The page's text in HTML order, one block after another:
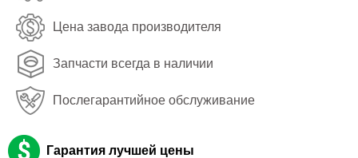
Цена завода производителя
Запчасти всегда в наличии
Послегарантийное обслуживание
Гарантия лучшей цены